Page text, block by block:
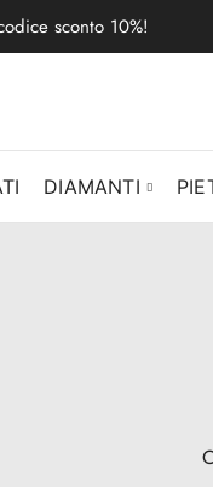
sconto 10%!
DIAMANTI